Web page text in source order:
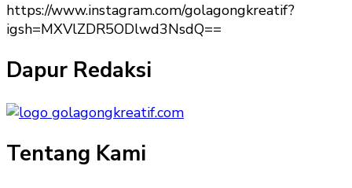
https://www.instagram.com/golagongkreatif?
igsh=MXVlZDR5ODlwd3NsdQ==
Dapur Redaksi
Tentang Kami